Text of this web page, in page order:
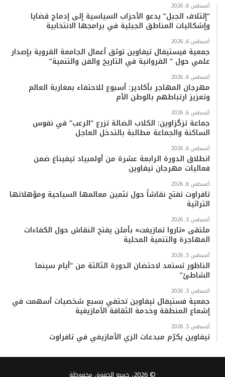
ب
و
ك
ت
ر
ي
و
ب
ق
ر
ا
م
T
o
k
س
ا
ب
أغسطس 6, 2026
“إئتلاف الجبل” يدعو الأحزاب السياسية إلى إدماج قضايا
وإشكاليات المناطق الجبلية في برامجها الانتخابية
أغسطس 6, 2026
جمعية فيستيفال تيفاوين توثق أعمال الجامعة القروية بإصدار
علمي حول ” القروانية في التاريخ والفن والتنمية”
أغسطس 6, 2026
مهرجان المهاجر بأكادير: أسبوع للاحتفاء بمغاربة العالم
وتعزيز ارتباطهم بالوطن الأم
أغسطس 6, 2026
جماعة تزگزاوين: الكلاب الضالة تزرع “الرعب” في نفوس
الساكنة والجماعة مطالبة بالتدخل العاجل
أغسطس 6, 2026
انطلاق الدورة الرابعة عشرة من أولمبياد تيفيناغ ضمن
فعاليات مهرجان تيفاوين
أغسطس 6, 2026
تافراوت تفتح نقاشاً حول تثمين معالمها السياحية ومؤهلاتها
التراثية
أغسطس 5, 2026
ملتقى «تاروا تمازيغت» بأملن يفتح النقاش حول الكفاءات
المهاجرة والتنمية المحلية
أغسطس 5, 2026
الناظور تستعد لاحتضان الدورة الثالثة من “أيام سينما
الشاطئ”
أغسطس 5, 2026
جمعية فستيفال تيفاوين تحتفي بسبع شخصيات أسهمت في
إشعاع المنطقة وخدمة الثقافة الأمازيغية
أغسطس 5, 2026
تيفاوين يكرّم مبدعات الزي الأمازيغي في تافراوت